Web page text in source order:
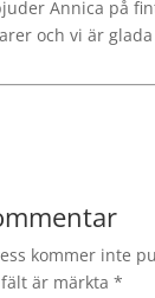
Annica på
och vi är
kommer inte
är märkta *